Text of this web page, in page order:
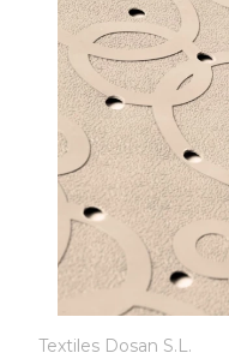
Textiles Dosan S.L.